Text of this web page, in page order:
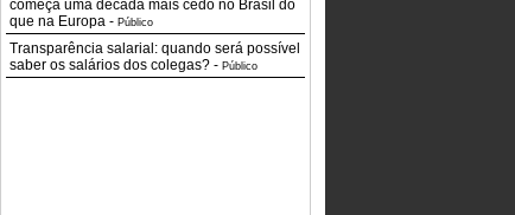
começa uma década mais cedo no Brasil do
que na Europa - Público
Transparência salarial: quando será possível
saber os salários dos colegas? - Público